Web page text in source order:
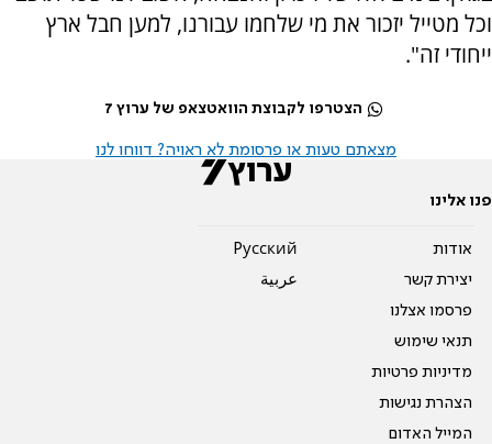
וכל מטייל יזכור את מי שלחמו עבורנו, למען חבל ארץ
ייחודי זה".
הצטרפו לקבוצת הוואטצאפ של ערוץ 7
מצאתם טעות או פרסומת לא ראויה? דווחו לנו
פנו אלינו
אודות
יצירת קשר
פרסמו אצלנו
תנאי שימוש
מדיניות פרטיות
הצהרת נגישות
המייל האדום
Pусский
عربية